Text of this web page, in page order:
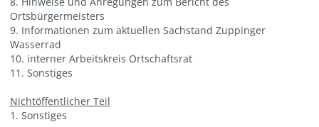
Ortsbürgermeisters
9. Informationen zum aktuellen Sachstand Zuppinger
Wasserrad
10. interner Arbeitskreis Ortschaftsrat
11. Sonstiges
Nichtöffentlicher Teil
1. Sonstiges